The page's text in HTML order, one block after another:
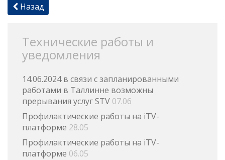
Назад
Технические работы и
уведомления
14.06.2024 в связи с запланированными
работами в Таллинне возможны
прерывания услуг STV 07.06
Профилактические работы на iTV-
платформе 28.05
Профилактические работы на iTV-
платформе 06.05